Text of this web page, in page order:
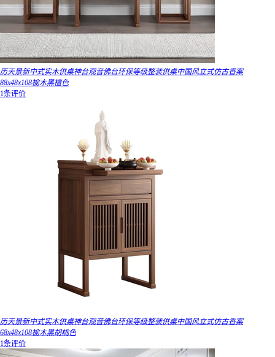
历天景新中式实木供桌神台观音佛台环保等级整装供桌中国风立式仿古香案
88x48x108榆木黑檀色
1条评价
历天景新中式实木供桌神台观音佛台环保等级整装供桌中国风立式仿古香案
68x48x108榆木黑胡桃色
1条评价